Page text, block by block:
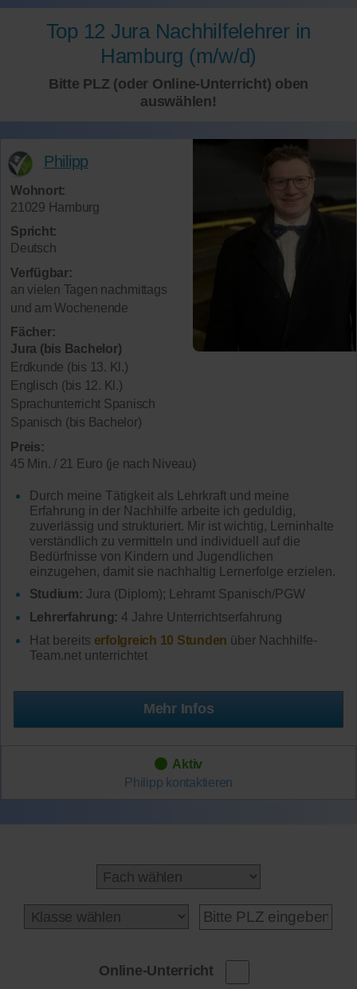
Top 12 Jura Nachhilfelehrer in
Hamburg (m/w/d)
Bitte PLZ (oder Online-Unterricht) oben
auswählen!
Philipp
Wohnort:
21029 Hamburg
Spricht:
Deutsch
Verfügbar:
an vielen Tagen nachmittags
und am Wochenende
Fächer:
Jura (bis Bachelor)
Erdkunde (bis 13. Kl.)
Englisch (bis 12. Kl.)
Sprachunterricht Spanisch
Spanisch (bis Bachelor)
Preis:
45 Min. / 21 Euro (je nach Niveau)
Durch meine Tätigkeit als Lehrkraft und meine
Erfahrung in der Nachhilfe arbeite ich geduldig,
zuverlässig und strukturiert. Mir ist wichtig, Lerninhalte
verständlich zu vermitteln und individuell auf die
Bedürfnisse von Kindern und Jugendlichen
einzugehen, damit sie nachhaltig Lernerfolge erzielen.
Studium: Jura (Diplom); Lehramt Spanisch/PGW
Lehrerfahrung: 4 Jahre Unterrichtserfahrung
Hat bereits erfolgreich 10 Stunden über Nachhilfe-
Team.net unterrichtet
Mehr Infos
Aktiv
Philipp kontaktieren
Online-Unterricht